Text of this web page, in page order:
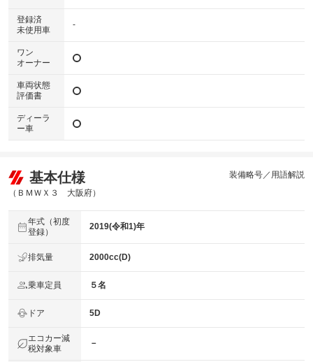
登録済
未使用車
-
ワン
オーナー
車両状態
評価書
ディーラ
ー車
基本仕様
（ＢＭＷＸ３ 大阪府）
装備略号／用語解説
年式（初度
登録）
2019(令和1)年
排気量 2000cc(D)
乗車定員 ５名
ドア 5D
エコカー減
税対象車
－